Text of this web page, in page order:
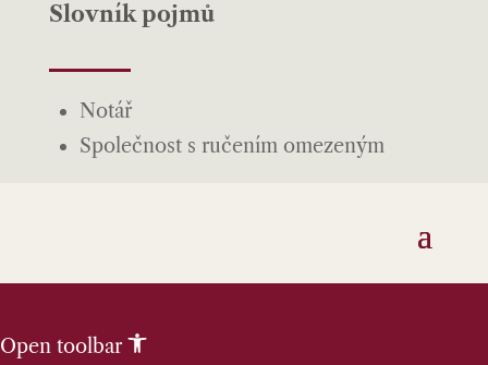
Slovník pojmů
Notář
Společnost s ručením omezeným
Open toolbar